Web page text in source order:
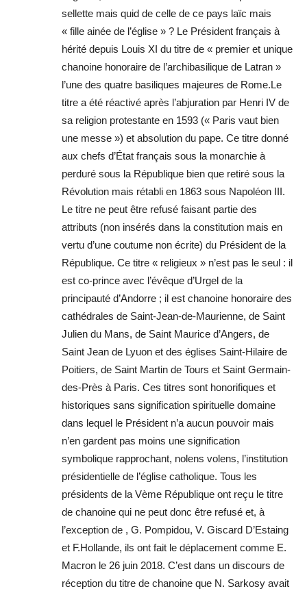
sellette mais quid de celle de ce pays laïc mais
« fille ainée de l’église » ? Le Président français à
hérité depuis Louis XI du titre de « premier et unique
chanoine honoraire de l’archibasilique de Latran »
l’une des quatre basiliques majeures de Rome.Le
titre a été réactivé après l’abjuration par Henri IV de
sa religion protestante en 1593 (« Paris vaut bien
une messe ») et absolution du pape. Ce titre donné
aux chefs d’État français sous la monarchie à
perduré sous la République bien que retiré sous la
Révolution mais rétabli en 1863 sous Napoléon III.
Le titre ne peut être refusé faisant partie des
attributs (non insérés dans la constitution mais en
vertu d’une coutume non écrite) du Président de la
République. Ce titre « religieux » n’est pas le seul : il
est co-prince avec l’évêque d’Urgel de la
principauté d’Andorre ; il est chanoine honoraire des
cathédrales de Saint-Jean-de-Maurienne, de Saint
Julien du Mans, de Saint Maurice d’Angers, de
Saint Jean de Lyuon et des églises Saint-Hilaire de
Poitiers, de Saint Martin de Tours et Saint Germain-
des-Près à Paris. Ces titres sont honorifiques et
historiques sans signification spirituelle domaine
dans lequel le Président n’a aucun pouvoir mais
n’en gardent pas moins une signification
symbolique rapprochant, nolens volens, l’institution
présidentielle de l’église catholique. Tous les
présidents de la Vème République ont reçu le titre
de chanoine qui ne peut donc être refusé et, à
l’exception de , G. Pompidou, V. Giscard D’Estaing
et F.Hollande, ils ont fait le déplacement comme E.
Macron le 26 juin 2018. C’est dans un discours de
réception du titre de chanoine que N. Sarkosy avait